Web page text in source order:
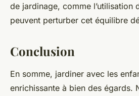
de jardinage, comme l’utilisation
peuvent perturber cet équilibre
Conclusion
En somme, jardiner avec les
enrichissante à bien des égards.